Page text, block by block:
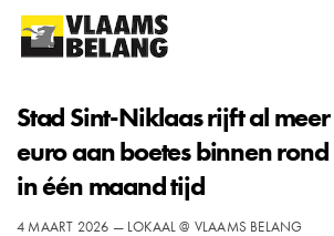
Stad Sint-Niklaas rijft al
euro aan boetes binnen
in één maand tijd​
4 MAART 2026 — LOKAAL @ VLAAMS BELANG